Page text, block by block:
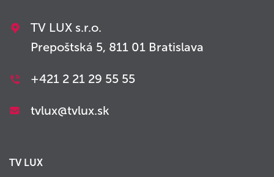
TV LUX s.r.o.
Prepoštská 5, 811 01 Bratislava
+421 2 21 29 55 55
tvlux@tvlux.sk
TV LUX